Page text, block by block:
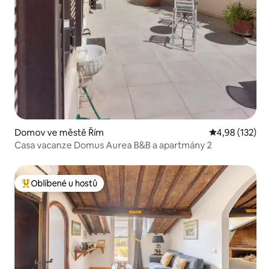
Domov ve městě Řím Průměrné
4,98 (132)
Casa vacanze Domus Aurea B&B a apartmány 2
Nejlepší v kategorii Oblíbené u hostů
Oblíbené u hostů